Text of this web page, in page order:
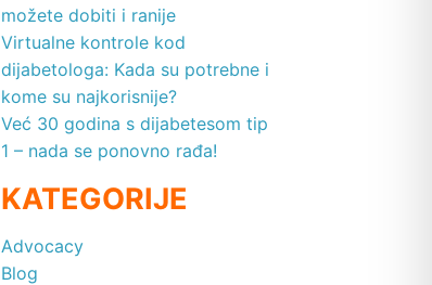
možete dobiti i ranije
Virtualne kontrole kod
dijabetologa: Kada su potrebne i
kome su najkorisnije?
Već 30 godina s dijabetesom tip
1 – nada se ponovno rađa!
KATEGORIJE
Advocacy
Blog